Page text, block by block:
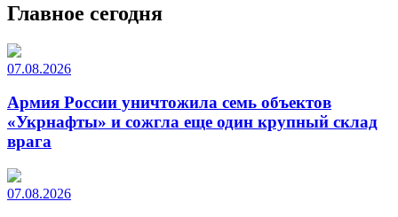
Главное сегодня
07.08.2026
Армия России уничтожила семь объектов
«Укрнафты» и сожгла еще один крупный склад
врага
07.08.2026